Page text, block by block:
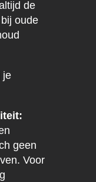
de
oude
je
geen
Voor